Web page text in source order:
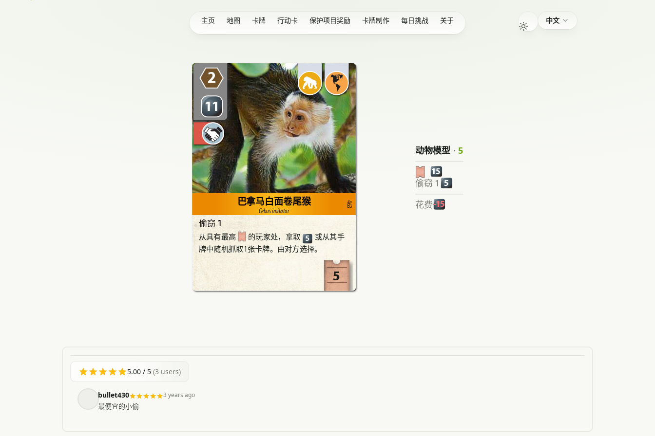
主页 地图 卡牌 行动卡 保护项目奖励 卡牌制作 每日挑战 关于 中文
2
11
463
巴拿马白面卷尾猴
Cebus imitator
5
偷窃 1
从具有最高 的玩家处，拿取 5
或从其手
牌中随机抓取1张卡牌。由对方选择。
动物模型 · 5
15
偷窃 1 5
花费-15
5.00 / 5 (3 users)
bullet430 3 years ago
最便宜的小偷